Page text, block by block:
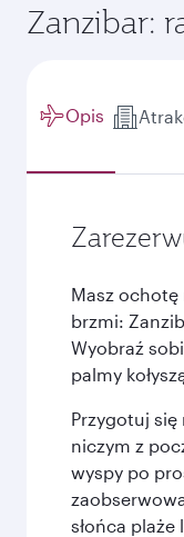
Zanzibar:
Opis
Masz
brzmi:
Wyobraź
palmy
Przygotuj się
niczym z
wyspy po
słońca plaże